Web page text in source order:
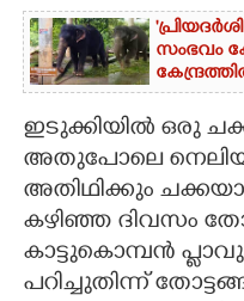
സംഭവം
ഇടുക്കിയിൽ ഒരു
അതുപോലെ
അതിഥിക്കും
കഴിഞ്ഞ ദിവസം
കാട്ടുകൊമ്പൻ
പറിച്ചുതിന്ന്